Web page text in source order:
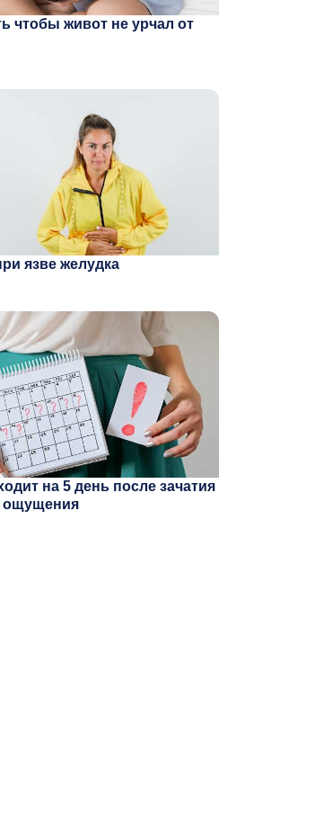
чтобы живот не урчал от
язве желудка
на 5 день после зачатия